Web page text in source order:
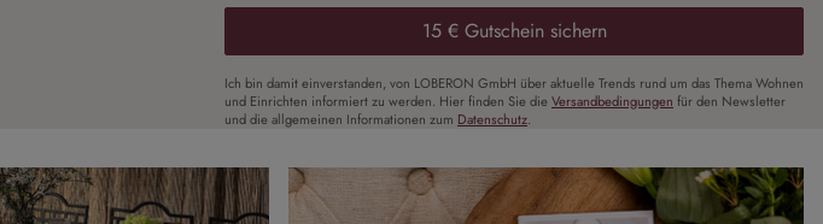
15 € Gutschein sichern
Ich bin damit einverstanden, von LOBERON GmbH über aktuelle Trends rund um das Thema Wohnen
und Einrichten informiert zu werden. Hier finden Sie die Versandbedingungen für den Newsletter
und die allgemeinen Informationen zum Datenschutz.